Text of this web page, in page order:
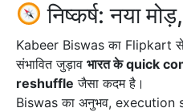
निष्कर्ष: नया
Kabeer Biswas का Flipkart
संभावित जुड़ाव भारत के quick
reshuffle जैसा कदम है।
Biswas का अनुभव, execution